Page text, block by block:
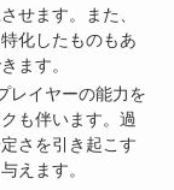
せます。また、
化したものもあ
ます。
レイヤーの能力を
も伴います。過
さを引き起こす
えます。